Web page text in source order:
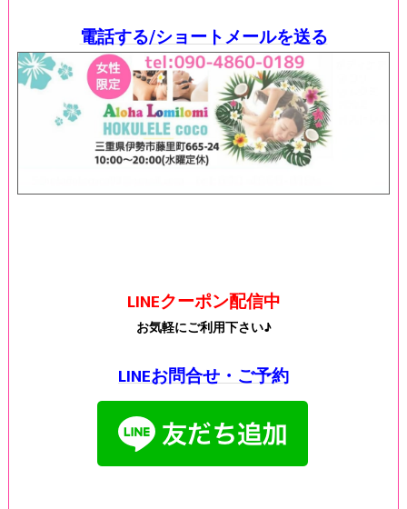
電話する/ショートメールを送る
LINEクーポン配信中
お気軽にご利用下さい♪
LINEお問合せ・ご予約